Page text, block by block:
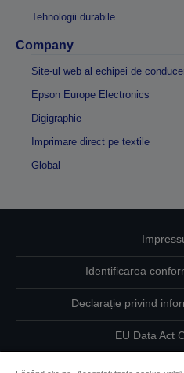
Tehnologii durabile
Company
Site-ul web al echipei de
Epson Europe Electronics
Digigraphie
Imprimare direct pe textile
Global
Identificarea
Declarație privind
EU Data Act